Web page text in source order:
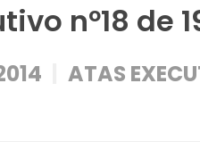
nº18 de
ATAS